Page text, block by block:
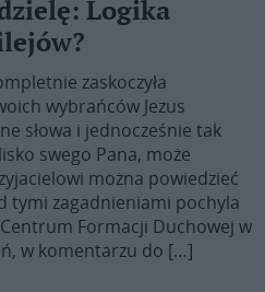
Logika
zaskoczyła
wybrańców Jezus
słowa i jednocześnie tak
swego Pana, może
można powiedzieć
tymi zagadnieniami pochyla
Formacji Duchowej w
w komentarzu do […]